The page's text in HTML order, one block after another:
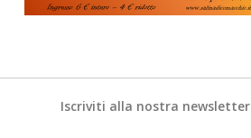
Iscriviti alla nostra newsletter